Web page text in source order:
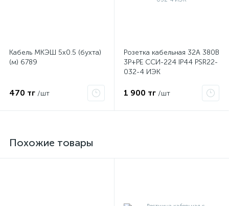
Кабель МКЭШ 5х0.5 (бухта)
(м) 6789
470 тг /шт
Розетка кабельная 32А 380В
3P+PЕ ССИ-224 IP44 PSR22-
032-4 ИЭК
1 900 тг /шт
Похожие товары